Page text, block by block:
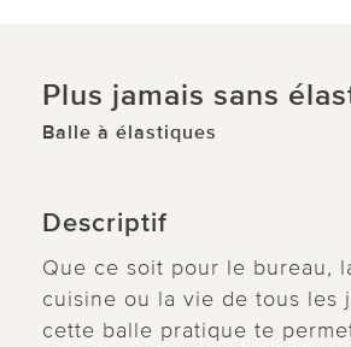
Plus jamais sans
Balle à élastiques
Descriptif
Que ce soit pour le bureau,
cuisine ou la vie de tous les
cette balle pratique te